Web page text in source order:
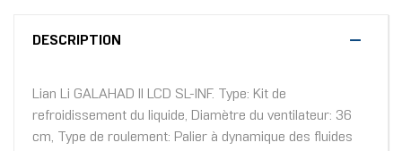
DESCRIPTION
Lian Li GALAHAD II LCD SL-INF. Type: Kit de
refroidissement du liquide, Diamètre du ventilateur: 36
cm, Type de roulement: Palier à dynamique des fluides